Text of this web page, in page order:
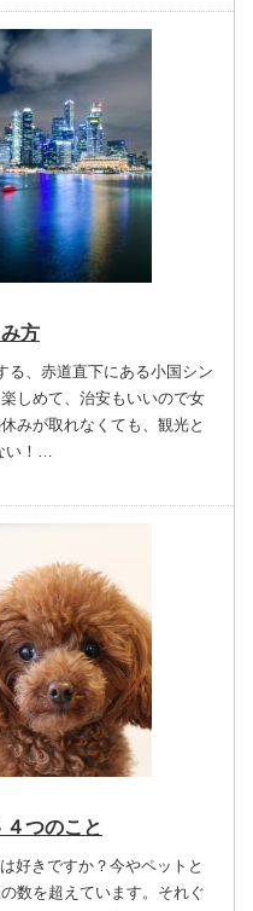
方
る、赤道直下にある小国シン
しめて、治安もいいので女
みが取れなくても、観光と
い！…
つのこと
好きですか？今やペットと
数を超えています。それぐ